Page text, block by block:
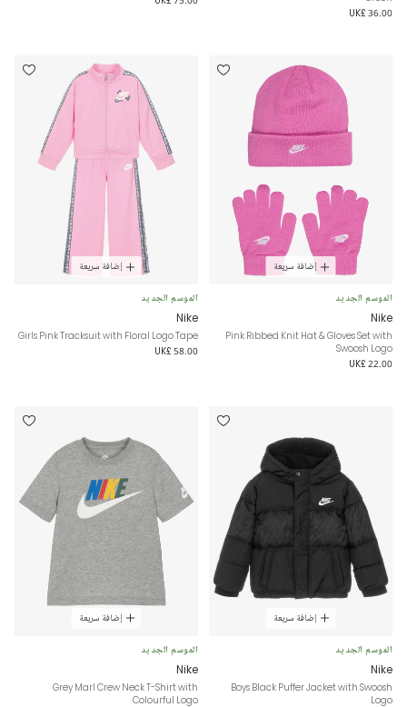
UK£ 36.00
إضافة سريعة
الموسم الجديد
Nike
Pink Ribbed Knit Hat & Gloves Set with
Swoosh Logo
UK£ 22.00
إضافة سريعة
الموسم الجديد
Nike
Girls Pink Tracksuit with Floral Logo Tape
UK£ 58.00
إضافة سريعة
الموسم الجديد
Nike
Boys Black Puffer Jacket with Swoosh
Logo
إضافة سريعة
الموسم الجديد
Nike
Grey Marl Crew Neck T-Shirt with
Colourful Logo